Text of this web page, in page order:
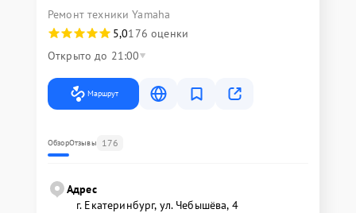
Ремонт техники Yamaha
5,0176 оценки
Открыто до 21:00
Маршрут
ОбзорОтзывы 176
Адрес
г. Екатеринбург, ул. Чебышёва, 4